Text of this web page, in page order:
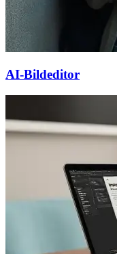
AI-Bildeditor